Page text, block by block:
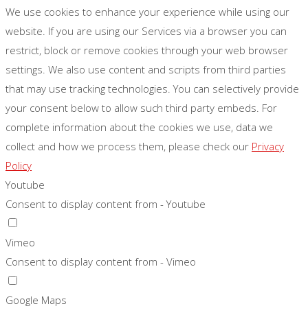
We use cookies to enhance your experience while using our
website. If you are using our Services via a browser you can
restrict, block or remove cookies through your web browser
settings. We also use content and scripts from third parties
that may use tracking technologies. You can selectively provide
your consent below to allow such third party embeds. For
complete information about the cookies we use, data we
collect and how we process them, please check our Privacy
Policy
Youtube
Consent to display content from - Youtube
Vimeo
Consent to display content from - Vimeo
Google Maps